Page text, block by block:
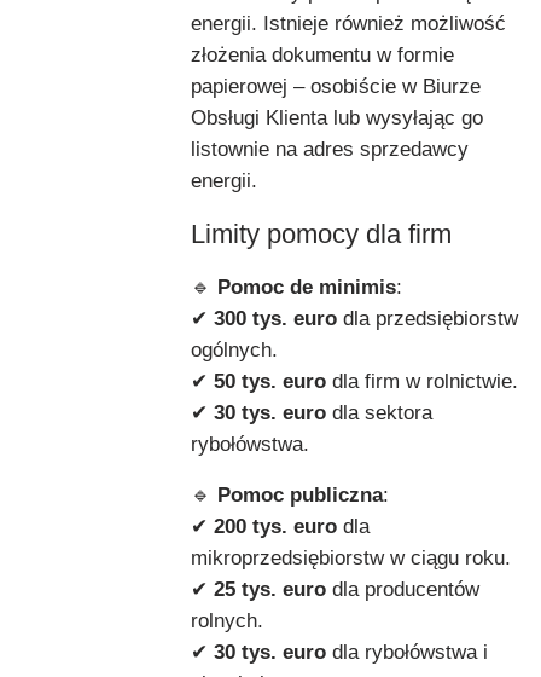
energii. Istnieje również możliwość
złożenia dokumentu w formie
papierowej – osobiście w Biurze
Obsługi Klienta lub wysyłając go
listownie na adres sprzedawcy
energii.
Limity pomocy dla firm
🔹 Pomoc de minimis:
✔ 300 tys. euro dla przedsiębiorstw
ogólnych.
✔ 50 tys. euro dla firm w rolnictwie.
✔ 30 tys. euro dla sektora
rybołówstwa.
🔹 Pomoc publiczna:
✔ 200 tys. euro dla
mikroprzedsiębiorstw w ciągu roku.
✔ 25 tys. euro dla producentów
rolnych.
✔ 30 tys. euro dla rybołówstwa i